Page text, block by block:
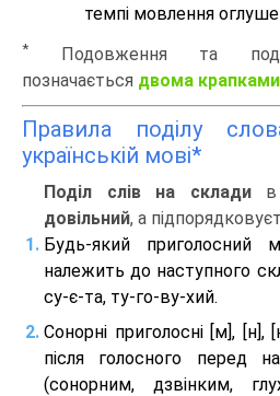
темпі мовлення
*
Подовження та
позначається двома крапками
Правила поділу
українській мові*
Поділ слів на складив
довільний, а
Будь-який приголосний
належить до наступного
су-є-та, ту-го-ву-хий.
Сонорні приголосні [м], [н],
після голосного перед
(сонорним, дзвінким,